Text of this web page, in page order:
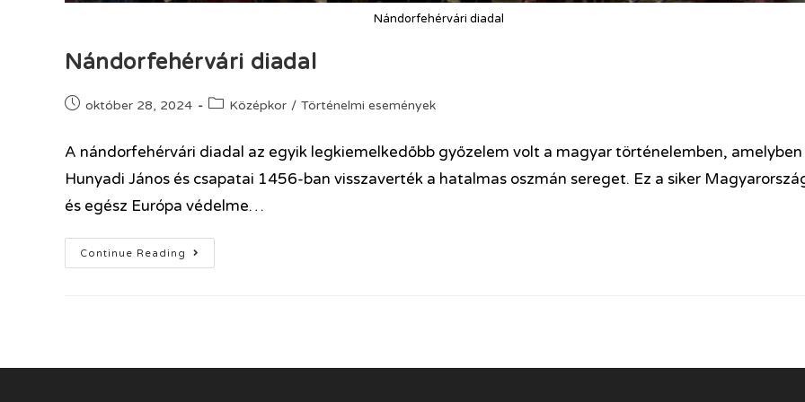
Nándorfehérvári diadal
Nándorfehérvári diadal
október 28, 2024 Középkor / Történelmi események
A nándorfehérvári diadal az egyik legkiemelkedőbb győzelem volt a magyar történelemben, amelyben
Hunyadi János és csapatai 1456-ban visszaverték a hatalmas oszmán sereget. Ez a siker
és egész Európa védelme…
Continue Reading